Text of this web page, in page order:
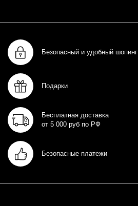
Безопасный и удобный шопинг
Подарки
Бесплатная доставка
от 5 000 руб по РФ
Безопасные платежи